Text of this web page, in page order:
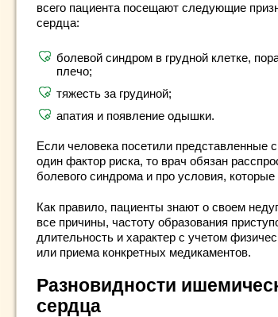
всего пациента посещают следующие
сердца:
болевой синдром в грудной клетке,
плечо;
тяжесть за грудиной;
апатия и появление одышки.
Если человека посетили представленные
один фактор риска, то врач обязан
болевого синдрома и про условия, которые
Как правило, пациенты знают о своем
все причины, частоту образования
длительность и характер с учетом
или приема конкретных медикаментов.
Разновидности
сердца